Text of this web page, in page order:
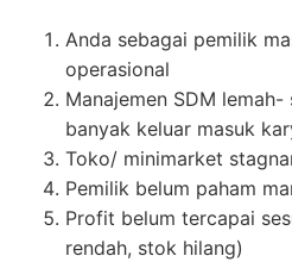
Anda sebagai pemilik
operasional
Manajemen SDM
banyak keluar masuk
Toko/ minimarket
Pemilik belum paham
Profit belum tercapai
rendah, stok hilang)